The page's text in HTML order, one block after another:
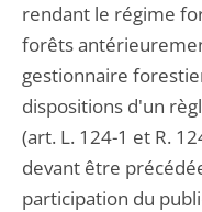
rendant le régime
forêts
gestionnaire
dispositions d'un
(art. L. 124-1 et R.
devant être
participation du